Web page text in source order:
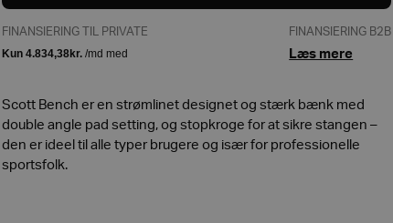
FINANSIERING TIL PRIVATE FINANSIERING B2B
Læs mere
Scott Bench er en strømlinet designet og stærk bænk med
double angle pad setting, og stopkroge for at sikre stangen –
den er ideel til alle typer brugere og især for professionelle
sportsfolk.